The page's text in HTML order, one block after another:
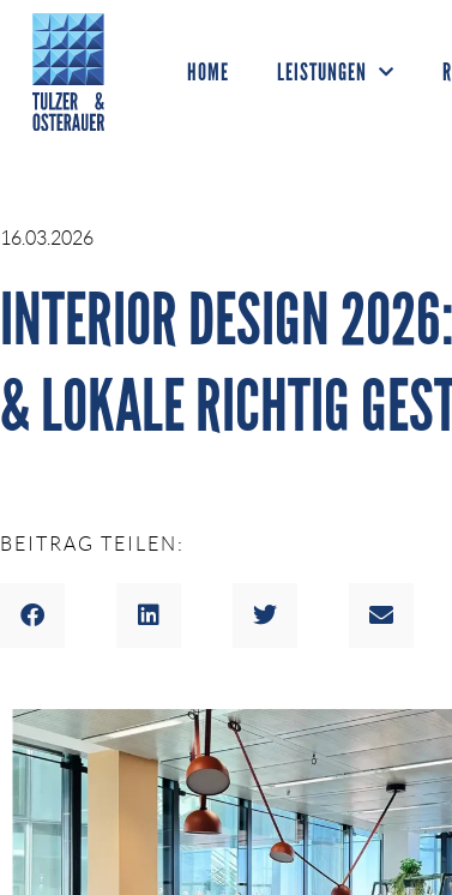
HOME LEISTUNGEN
16.03.2026
INTERIOR DESIGN
& LOKALE RICHTIG
BEITRAG TEILEN: